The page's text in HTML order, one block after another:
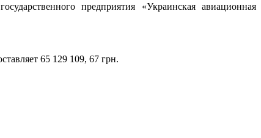
предприятия «Украинская авиационная
65 129 109, 67 грн.